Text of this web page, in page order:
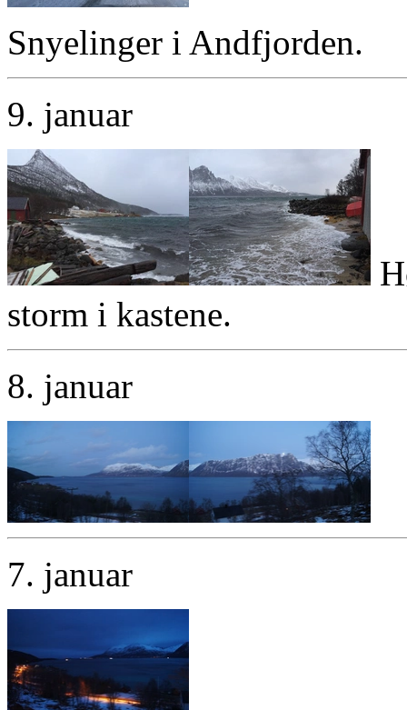
Snyelinger i Andfjorden.
9. januar
storm i kastene.
8. januar
7. januar